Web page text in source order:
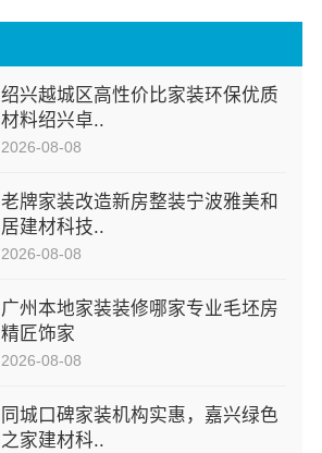
绍兴越城区高性价比家装环保优质
材料绍兴卓..
2026-08-08
老牌家装改造新房整装宁波雅美和
居建材科技..
2026-08-08
广州本地家装装修哪家专业毛坯房
精匠饰家
2026-08-08
同城口碑家装机构实惠，嘉兴绿色
之家建材科..